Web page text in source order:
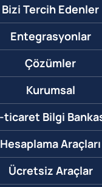
Bizi Tercih Edenler
Entegrasyonlar
Çözümler
Kurumsal
ticaret Bilgi
Hesaplama Araçları
Ücretsiz Araçlar